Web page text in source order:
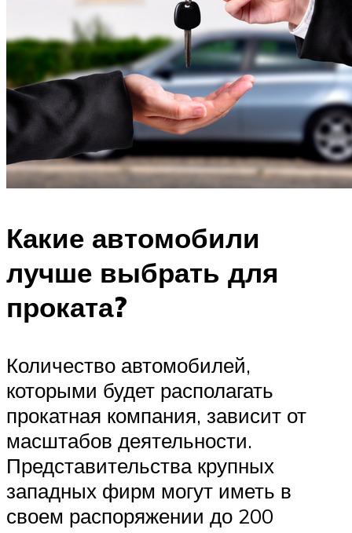
Какие автомобили
лучше выбрать для
проката?
Количество автомобилей,
которыми будет располагать
прокатная компания, зависит от
масштабов деятельности.
Представительства крупных
западных фирм могут иметь в
своем распоряжении до 200